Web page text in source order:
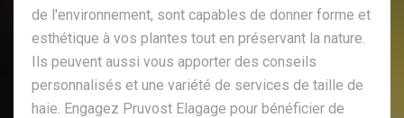
de l'environnement, sont capables de donner forme et
esthétique à vos plantes tout en préservant la nature.
Ils peuvent aussi vous apporter des conseils
personnalisés et une variété de services de taille de
haie. Engagez Pruvost Elagage pour bénéficier de